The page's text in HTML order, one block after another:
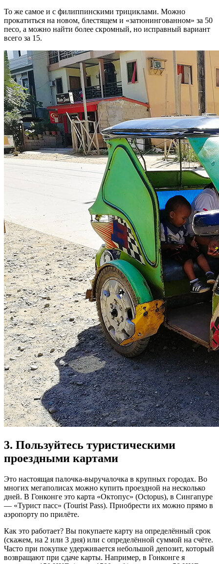
То же самое и с филиппинскими трициклами. Можно
прокатиться на новом, блестящем и «затюнингованном» за 50
песо, а можно найти более скромный, но исправный вариант
всего за 15.
3. Пользуйтесь туристическими
проездными картами
Это настоящая палочка-выручалочка в крупных городах. Во
многих мегаполисах можно купить проездной на несколько
дней. В Гонконге это карта «Октопус» (Octopus), в Сингапуре
— «Турист пасс» (Tourist Pass). Приобрести их можно прямо в
аэропорту по прилёте.
Как это работает? Вы покупаете карту на определённый срок
(скажем, на 2 или 3 дня) или с определённой суммой на счёте.
Часто при покупке удерживается небольшой депозит, который
возвращают при сдаче карты. Например, в Гонконге я